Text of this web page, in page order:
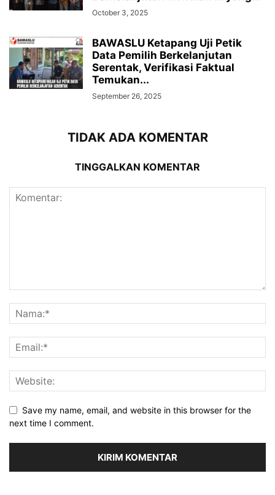
October 3, 2025
BAWASLU Ketapang Uji Petik
Data Pemilih Berkelanjutan
Serentak, Verifikasi Faktual
Temukan...
September 26, 2025
TIDAK ADA KOMENTAR
TINGGALKAN KOMENTAR
Save my name, email, and website in this browser for the
next time I comment.